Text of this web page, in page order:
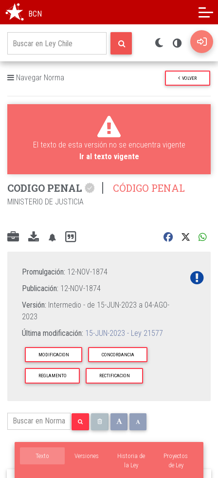
BCN
Navegar Norma VOLVER
El texto de esta versión no se encuentra vigente
Ir al texto vigente
CODIGO PENAL CÓDIGO PENAL
MINISTERIO DE JUSTICIA
Promulgación: 12-NOV-1874
Publicación: 12-NOV-1874
Versión: Intermedio - de 15-JUN-2023 a 04-AGO-
2023
Última modificación: 15-JUN-2023 - Ley 21577
MODIFICACION CONCORDANCIA
REGLAMENTO RECTIFICACION
Texto Versiones
Proyectos
de Ley
Historia de
la Ley